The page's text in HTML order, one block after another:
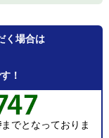
く場合は
！
までとなっておりま